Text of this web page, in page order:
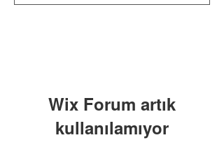
Wix Forum artık
kullanılamıyor